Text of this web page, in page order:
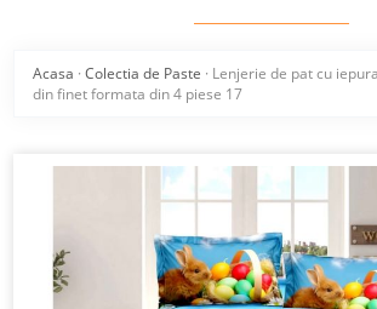
Acasa ·Colectia de Paste · Lenjerie de pat cu
din finet formata din 4 piese 17